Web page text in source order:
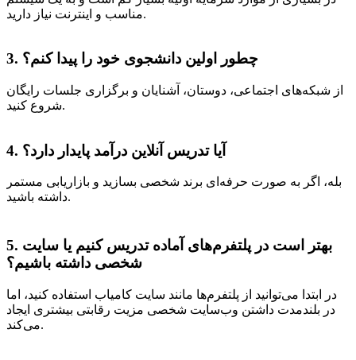
مناسب و اینترنت نیاز دارید.
3. چطور اولین دانشجوی خود را پیدا کنم؟
از شبکه‌های اجتماعی، دوستان، آشنایان و برگزاری جلسات رایگان
شروع کنید.
4. آیا تدریس آنلاین درآمد پایدار دارد؟
بله، اگر به صورت حرفه‌ای برند شخصی بسازید و بازاریابی مستمر
داشته باشید.
5. بهتر است در پلتفرم‌های آماده تدریس کنیم یا سایت
شخصی داشته باشیم؟
در ابتدا می‌توانید از پلتفرم‌ها مانند سایت کامیاب استفاده کنید، اما
در بلندمدت داشتن وب‌سایت شخصی مزیت رقابتی بیشتری ایجاد
می‌کند.